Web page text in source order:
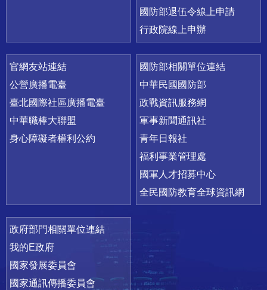
國防部退伍令線上申請
行政院線上申辦
官網友站連結
公營廣播電臺
臺北國際社區廣播電臺
中華職棒大聯盟
身心障礙者權利公約
國防部相關單位連結
中華民國國防部
政戰資訊服務網
軍事新聞通訊社
青年日報社
福利事業管理處
國軍人才招募中心
全民國防教育全球資訊網
政府部門相關單位連結
我的E政府
國家發展委員會
國家通訊傳播委員會